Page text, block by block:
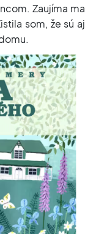
Zaujíma ma
som, že sú aj